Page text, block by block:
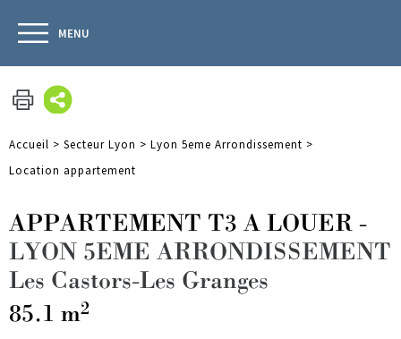
MENU
Accueil > Secteur Lyon > Lyon 5eme Arrondissement >
Location appartement
APPARTEMENT T3 A LOUER -
LYON 5EME ARRONDISSEMENT
Les Castors-Les Granges
85.1 m2